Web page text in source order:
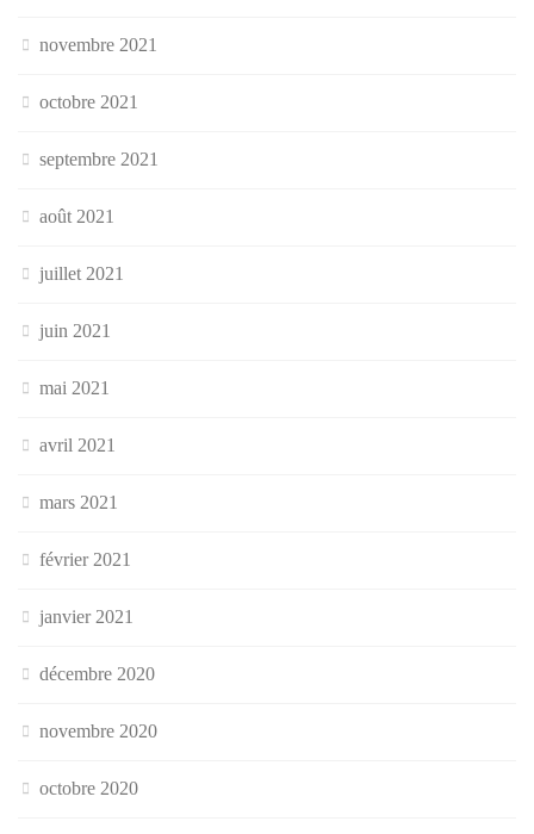
novembre 2021
octobre 2021
septembre 2021
août 2021
juillet 2021
juin 2021
mai 2021
avril 2021
mars 2021
février 2021
janvier 2021
décembre 2020
novembre 2020
octobre 2020